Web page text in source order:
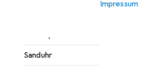
Impressum
Rollenspiele Kinder
Sanduhr